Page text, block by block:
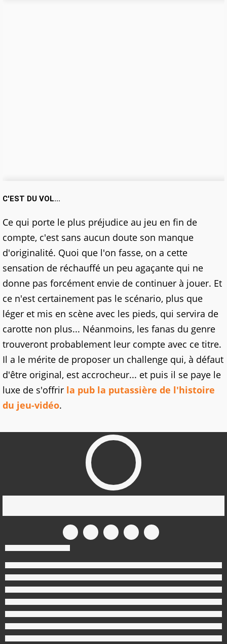
C'EST DU VOL...
Ce qui porte le plus préjudice au jeu en fin de
compte, c'est sans aucun doute son manque
d'originalité. Quoi que l'on fasse, on a cette
sensation de réchauffé un peu agaçante qui ne
donne pas forcément envie de continuer à jouer. Et
ce n'est certainement pas le scénario, plus que
léger et mis en scène avec les pieds, qui servira de
carotte non plus... Néanmoins, les fanas du genre
trouveront probablement leur compte avec ce titre.
Il a le mérite de proposer un challenge qui, à défaut
d'être original, est accrocheur... et puis il se paye le
luxe de s'offrir la pub la putassière de l'histoire
du jeu-vidéo.